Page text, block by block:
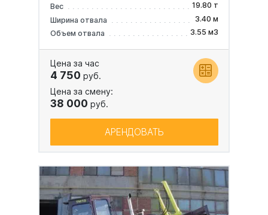
Вес
19.80 т
Ширина отвала
3.40 м
Объем отвала
3.55 м3
Цена за час
4 750 руб.
Цена за смену:
38 000 руб.
АРЕНДОВАТЬ